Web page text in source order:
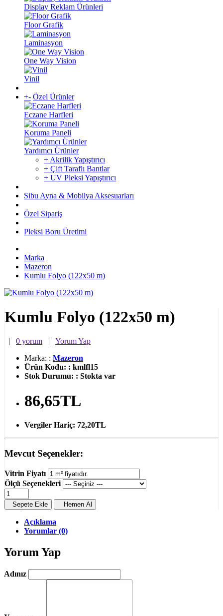
Display Reklam Ürünleri
Floor Grafik
Laminasyon
One Way Vision
Vinil
+- Özel Ürünler
Eczane Harfleri
Koruma Paneli
Yardımcı Ürünler
+ Akrilik Yapıştırıcı
+ Çift Taraflı Bantlar
+ UV Pleksi Yapıştırıcı
Sibu Ayna & Mobilya Aksesuarları
Özel Sipariş
Pleksi Boru Üretimi
Marka
Mazeron
Kumlu Folyo (122x50 m)
Kumlu Folyo (122x50 m)
0 yorum
Yorum Yap
Marka: : Mazeron
Ürün Kodu: : kmlfl15
Stok Durumu: : Stokta var
86,65TL
Vergiler Hariç: 72,20TL
Mevcut Seçenekler:
Vitrin Fiyatı
Ölçü Seçenekleri
Sepete Ekle Hemen Al
Açıklama
Yorumlar (0)
Yorum Yap
Adınız